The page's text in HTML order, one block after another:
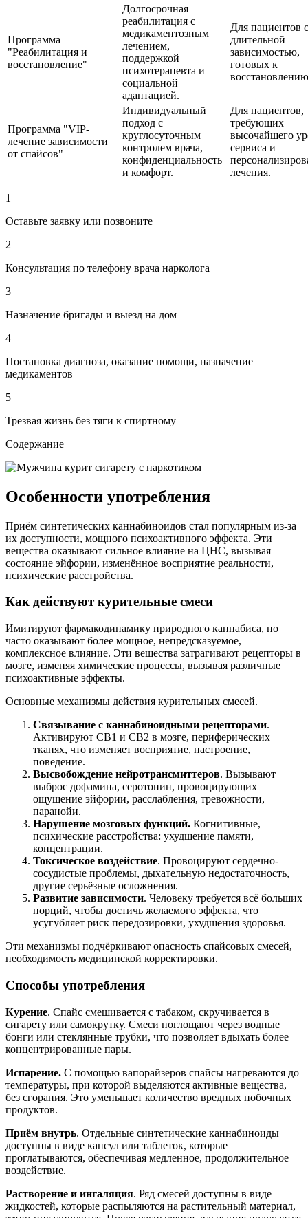
Программа
"Реабилитация и
восстановление"
Долгосрочная
реабилитация с
медикаментозным
лечением,
поддержкой
психотерапевта и
социальной
адаптацией.
Для пациентов с
длительной
зависимостью,
готовых к
Программа "VIP-
лечение зависимости
от спайсов"
Индивидуальный
подход с
круглосуточным
контролем врача,
конфиденциальность
и комфорт.
Для пациентов,
требующих
высочайшего
сервиса и
лечения.
1
Оставьте заявку или позвоните
2
Консультация по телефону врача нарколога
3
Назначение бригады и выезд на дом
4
Постановка диагноза, оказание помощи, назначение
медикаментов
5
Трезвая жизнь без тяги к спиртному
Содержание
Особенности употребления
Приём синтетических каннабиноидов стал популярным из-за
их доступности, мощного психоактивного эффекта. Эти
вещества оказывают сильное влияние на ЦНС, вызывая
состояние эйфории, изменённое восприятие реальности,
психические расстройства.
Как действуют курительные смеси
Имитируют фармакодинамику природного каннабиса, но
часто оказывают более мощное, непредсказуемое,
комплексное влияние. Эти вещества затрагивают рецепторы в
мозге, изменяя химические процессы, вызывая различные
психоактивные эффекты.
Основные механизмы действия курительных смесей.
Связывание с каннабиноидными рецепторами.
Активируют CB1 и CB2 в мозге, периферических
тканях, что изменяет восприятие, настроение,
поведение.
Высвобождение нейротрансмиттеров. Вызывают
выброс дофамина, серотонин, провоцирующих
ощущение эйфории, расслабления, тревожности,
паранойи.
Нарушение мозговых функций. Когнитивные,
психические расстройства: ухудшение памяти,
концентрации.
Токсическое воздействие. Провоцируют сердечно-
сосудистые проблемы, дыхательную недостаточность,
другие серьёзные осложнения.
Развитие зависимости. Человеку требуется всё больших
порций, чтобы достичь желаемого эффекта, что
усугубляет риск передозировки, ухудшения здоровья.
Эти механизмы подчёркивают опасность спайсовых смесей,
необходимость медицинской корректировки.
Способы употребления
Курение. Спайс смешивается с табаком, скручивается в
сигарету или самокрутку. Смеси поглощают через водные
бонги или стеклянные трубки, что позволяет вдыхать более
концентрированные пары.
Испарение. С помощью вапорайзеров спайсы нагреваются до
температуры, при которой выделяются активные вещества,
без сгорания. Это уменьшает количество вредных побочных
продуктов.
Приём внутрь. Отдельные синтетические каннабиноиды
доступны в виде капсул или таблеток, которые
проглатываются, обеспечивая медленное, продолжительное
воздействие.
Растворение и ингаляция. Ряд смесей доступны в виде
жидкостей, которые распыляются на растительный материал,